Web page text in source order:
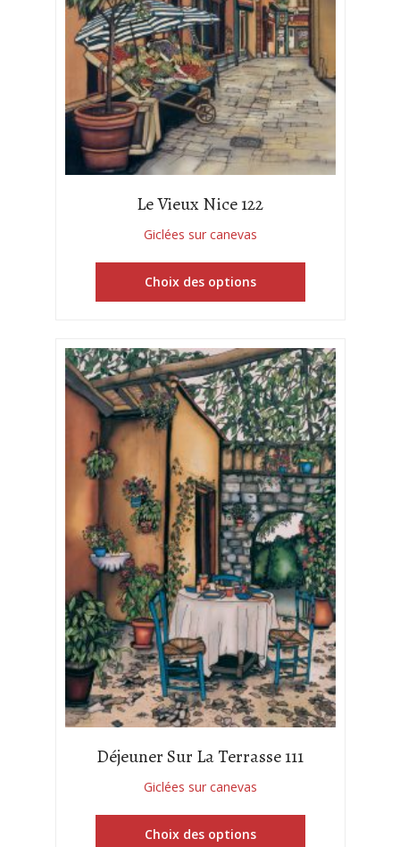
Le Vieux Nice 122
Giclées sur canevas
Choix des options
Déjeuner Sur La Terrasse 111
Giclées sur canevas
Choix des options